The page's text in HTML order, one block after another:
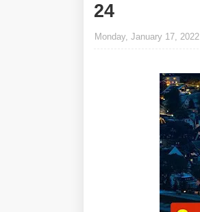
24
Monday, January 17, 2022